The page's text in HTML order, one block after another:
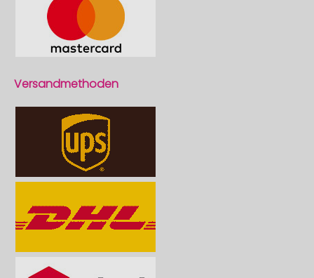
Versandmethoden